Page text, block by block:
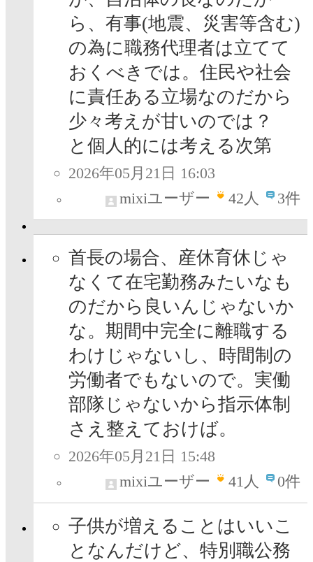
ら、有事(地震、災害等含む)
の為に職務代理者は立てて
おくべきでは。住民や社会
に責任ある立場なのだから
少々考えが甘いのでは？
と個人的には考える次第
2026年05月21日 16:03
mixiユーザー
42人 3件
首長の場合、産休育休じゃ
なくて在宅勤務みたいなも
のだから良いんじゃないか
な。期間中完全に離職する
わけじゃないし、時間制の
労働者でもないので。実働
部隊じゃないから指示体制
さえ整えておけば。
2026年05月21日 15:48
mixiユーザー
41人 0件
子供が増えることはいいこ
となんだけど、特別職公務